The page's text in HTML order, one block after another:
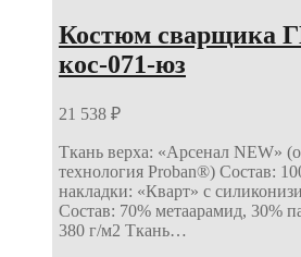
Костюм
кос-071-юз
21 538 ₽
Ткань верха: «Арсенал NEW»
технология Proban®) Состав:
накладки: «Кварт» с
Состав: 70% метаарамид, 30%
380 г/м2 Ткань…